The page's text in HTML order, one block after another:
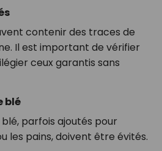
contenir des traces de
Il est important de vérifier
ceux garantis sans
blé
parfois ajoutés pour
les pains, doivent être évités.